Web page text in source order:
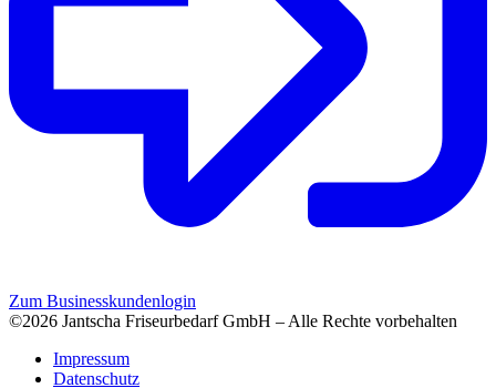
Zum Businesskundenlogin
©2026 Jantscha Friseurbedarf GmbH – Alle Rechte vorbehalten
Impressum
Datenschutz